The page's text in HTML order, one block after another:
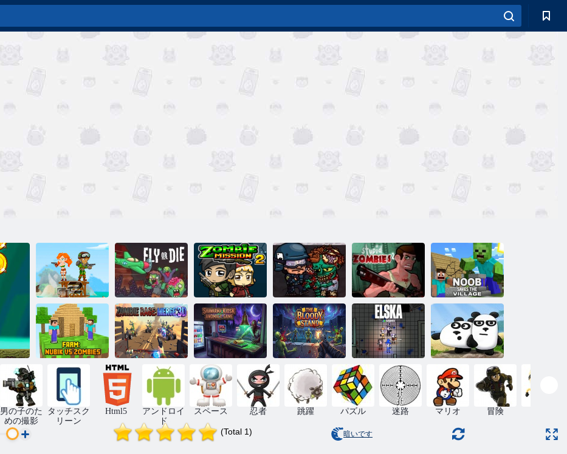
兵士の軍隊：
抵抗
飛ぶか死にま
すか
ゾンビミッシ
ョン2
SWAT vsゾン
ビ2
バカゾンビ2
ヌーブが村を
救う
ファーム: ヌー
ビック vs ゾン
ビ
ゾンビ レイジ:
マージ 3D
Shawarma キオ
スク異常ゲー
血まみれのス
タンド
エルスカ 3パンダ
男の子のた
めの撮影
タッチスク
リーン
Html5
アンドロイ
ド
スペース 忍者 跳躍 パズル 迷路 マリオ 冒険
(Total 1) 暗いです